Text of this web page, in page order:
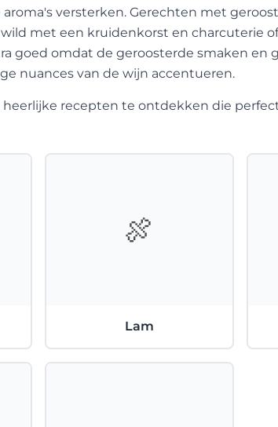
van de tint van de wijn, de rijkdom
geven hem een onnavolgbare stijl. De
een natuurlijke concentratie en moeten
voordat de eerste flessen geopend
wijnen, kunnen ze worden genoten na 10
versterken. Gerechten met
met een kruidenkorst en charcuterie
goed omdat de geroosterde smaken en
nuances van de wijn accentueren.
heerlijke recepten te ontdekken die
🍖
Lam